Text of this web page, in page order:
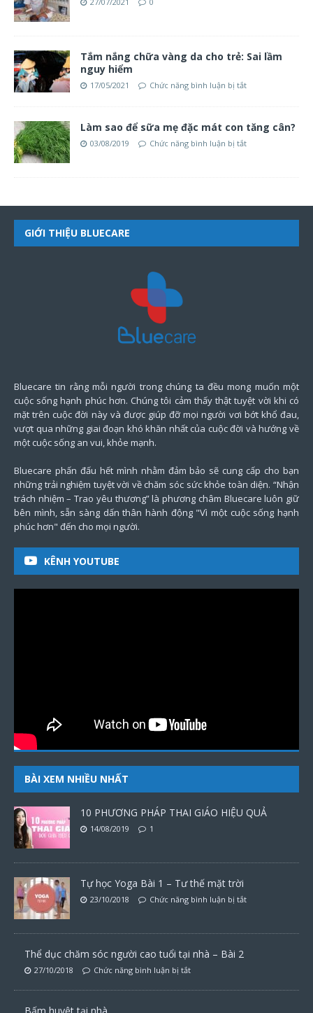
Tắm nắng chữa vàng da cho trẻ: Sai lầm
nguy hiểm
17/05/2021 Chức năng bình luận bị tắt
Làm sao để sữa mẹ đặc mát con tăng cân?
03/08/2019 Chức năng bình luận bị tắt
GIỚI THIỆU BLUECARE
Bluecare tin rằng mỗi người trong chúng ta đều mong muốn một
cuộc sống hạnh phúc hơn. Chúng tôi cảm thấy thật tuyệt vời khi có
mặt trên cuộc đời này và được giúp đỡ mọi người vơi bớt khổ đau,
vượt qua những giai đoạn khó khăn nhất của cuộc đời và hướng về
một cuộc sống an vui, khỏe mạnh.
Bluecare phấn đấu hết mình nhằm đảm bảo sẽ cung cấp cho bạn
những trải nghiệm tuyệt vời về chăm sóc sức khỏe toàn diện. “Nhận
trách nhiệm – Trao yêu thương” là phương châm Bluecare luôn giữ
bên mình, sẵn sàng dấn thân hành động "Vì một cuộc sống hạnh
phúc hơn" đến cho mọi người.
KÊNH YOUTUBE
BÀI XEM NHIỀU NHẤT
10 PHƯƠNG PHÁP THAI GIÁO HIỆU QUẢ
14/08/2019 1
Tự học Yoga Bài 1 – Tư thế mặt trời
23/10/2018 Chức năng bình luận bị tắt
Thể dục chăm sóc người cao tuổi tại nhà – Bài 2
27/10/2018 Chức năng bình luận bị tắt
Bấm huyệt tại nhà